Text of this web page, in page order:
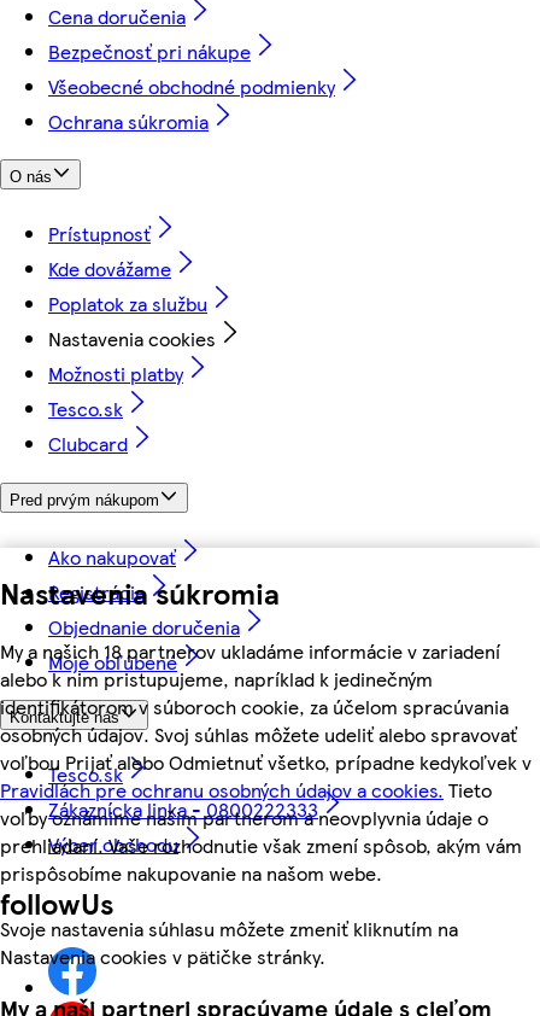
Nastavenia súkromia
My a našich 18 partnerov ukladáme informácie v zariadení
alebo k nim pristupujeme, napríklad k jedinečným
identifikátorom v súboroch cookie, za účelom spracúvania
osobných údajov. Svoj súhlas môžete udeliť alebo spravovať
voľbou Prijať alebo Odmietnuť všetko, prípadne kedykoľvek v
Pravidlách pre ochranu osobných údajov a cookies. Tieto
voľby oznámime našim partnerom a neovplyvnia údaje o
prehliadaní. Vaše rozhodnutie však zmení spôsob, akým vám
prispôsobíme nakupovanie na našom webe.
Svoje nastavenia súhlasu môžete zmeniť kliknutím na
Nastavenia cookies v pätičke stránky.
My a naši partneri spracúvame údaje s cieľom
Cena doručenia
Bezpečnosť pri nákupe
Všeobecné obchodné podmienky
Ochrana súkromia
O nás
Prístupnosť
Kde dovážame
Poplatok za službu
Nastavenia cookies
Možnosti platby
Tesco.sk
Clubcard
Pred prvým nákupom
Ako nakupovať
Registrácia
Objednanie doručenia
Moje obľúbené
Kontaktujte nás
Tesco.sk
Zákaznícka linka - 0800222333
Výber obchodu
followUs